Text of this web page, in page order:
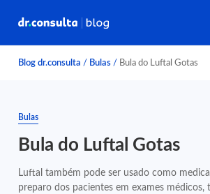
Blog dr.consulta / Bulas / Bula do Luftal Gotas
Bulas
Bula do Luftal Gotas
Luftal também pode ser usado como
preparo dos pacientes em exames médicos,